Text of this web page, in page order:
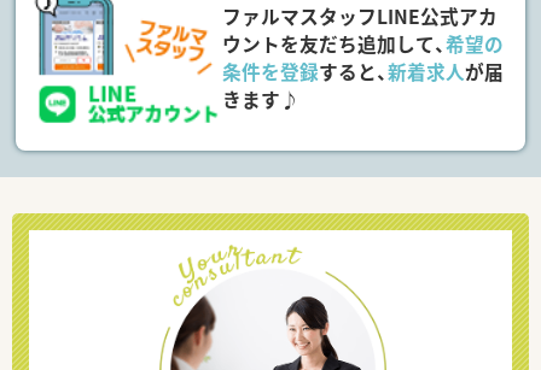
ファルマスタッフLINE公式アカ
ウントを友だち追加して、希望の
条件を登録すると、新着求人が届
きます♪